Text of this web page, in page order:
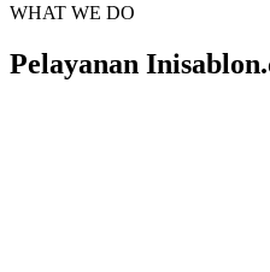
WHAT WE DO
Pelayanan